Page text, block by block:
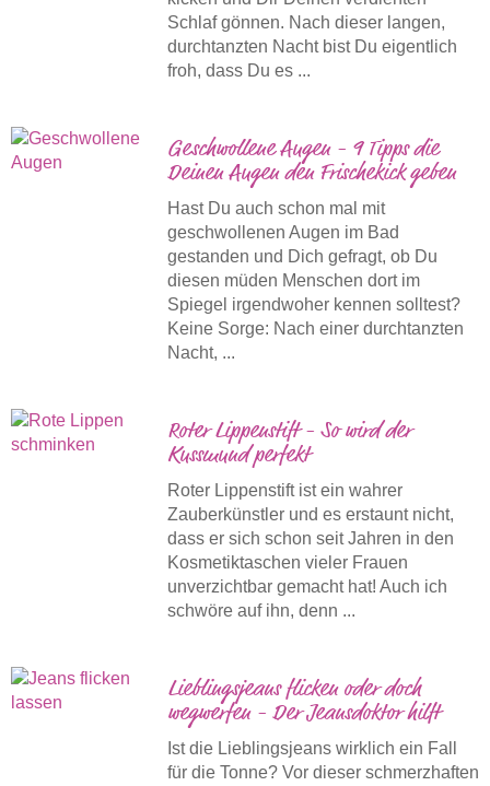
Schlaf gönnen. Nach dieser langen,
durchtanzten Nacht bist Du eigentlich
froh, dass Du es ...
Geschwollene Augen - 9 Tipps die
Deinen Augen den Frischekick geben
Hast Du auch schon mal mit
geschwollenen Augen im Bad
gestanden und Dich gefragt, ob Du
diesen müden Menschen dort im
Spiegel irgendwoher kennen solltest?
Keine Sorge: Nach einer durchtanzten
Nacht, ...
Roter Lippenstift - So wird der
Kussmund perfekt
Roter Lippenstift ist ein wahrer
Zauberkünstler und es erstaunt nicht,
dass er sich schon seit Jahren in den
Kosmetiktaschen vieler Frauen
unverzichtbar gemacht hat! Auch ich
schwöre auf ihn, denn ...
Lieblingsjeans flicken oder doch
wegwerfen - Der Jeansdoktor hilft
Ist die Lieblingsjeans wirklich ein Fall
für die Tonne? Vor dieser schmerzhaften